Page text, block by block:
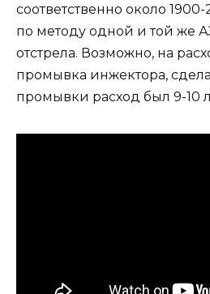
соответственно около
по методу одной и той же
отстрела. Возможно, на
промывка инжектора,
промывки расход был 9-10